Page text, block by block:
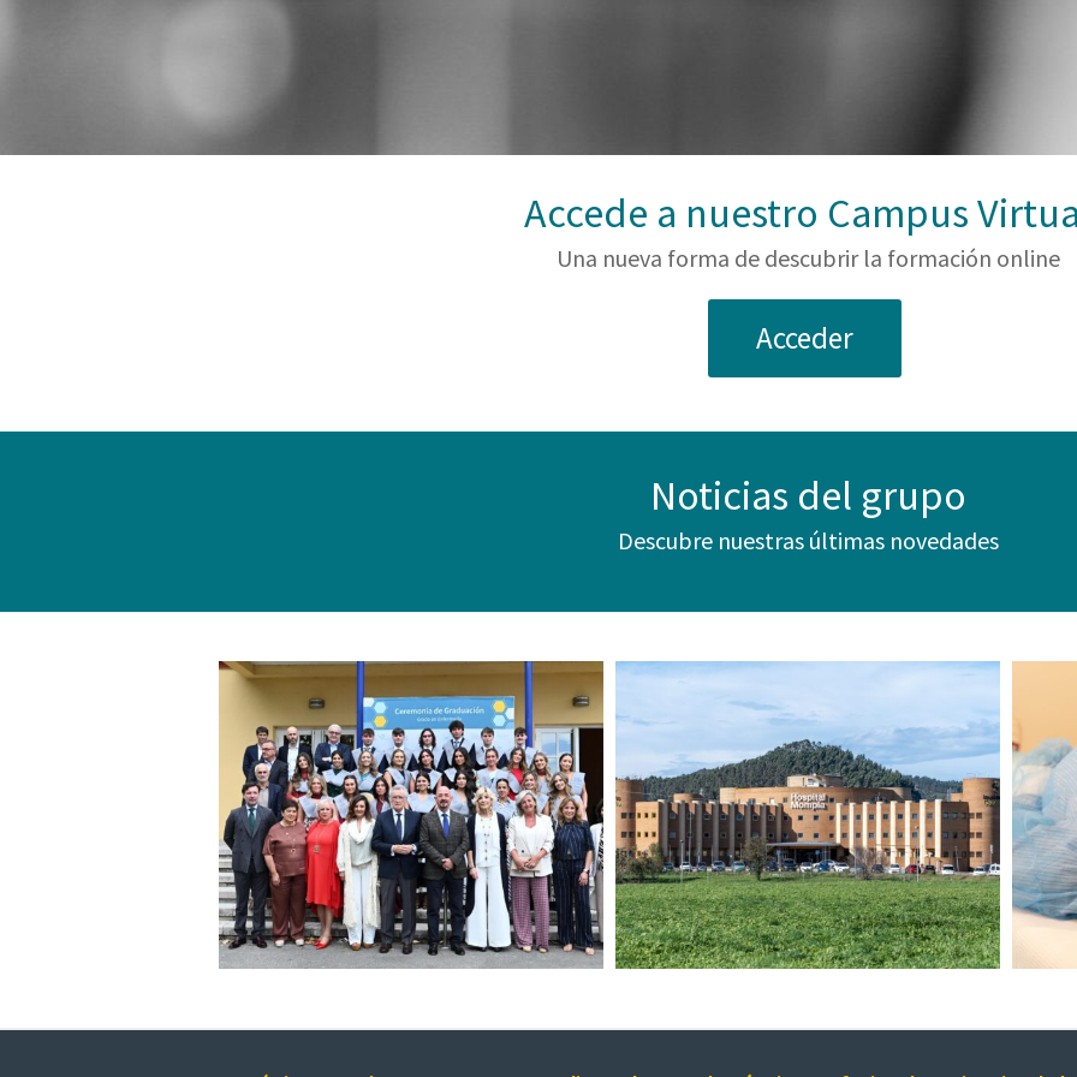
Accede a nuestro Campus
Una nueva forma de descubrir la formación online
Acceder
Noticias del grupo
Descubre nuestras últimas novedades